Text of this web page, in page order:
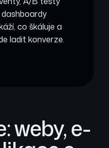
co škáluje a
ladit konverze.
weby, e-